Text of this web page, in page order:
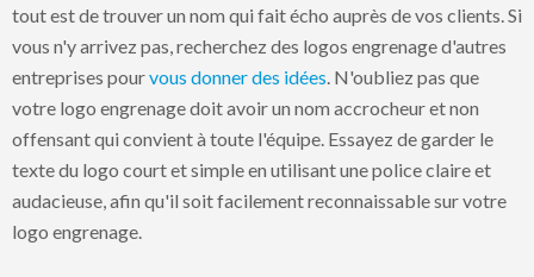
tout est de trouver un nom qui fait écho auprès de vos clients. Si
vous n'y arrivez pas, recherchez des logos engrenage d'autres
entreprises pourvous donner des idées . N'oubliez pas que
votre logo engrenage doit avoir un nom accrocheur et non
offensant qui convient à toute l'équipe. Essayez de garder le
texte du logo court et simple en utilisant une police claire et
audacieuse, afin qu'il soit facilement reconnaissable sur votre
logo engrenage.